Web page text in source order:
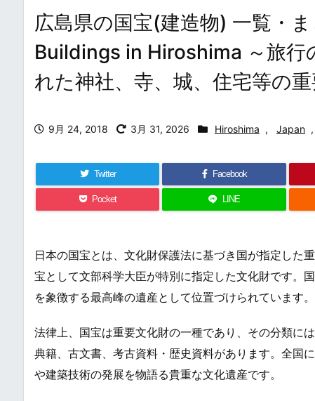
広島県の国宝(建造物) 一覧・
Buildings in Hiroshima ～旅行
れた神社、寺、城、住宅等の重
9月 24, 2018 3月 31, 2026 Hiroshima , Japan ,
Twitter Facebook
Pocket LINE
日本の国宝とは、文化財保護法に基づき国が指定した
宝として文部科学大臣が特別に指定した文化財です。
を象徴する最高峰の遺産として位置づけられています。
法律上、国宝は重要文化財の一種であり、その分類に
典籍、古文書、考古資料・歴史資料があります。全国
や建築技術の発展を物語る貴重な文化遺産です。